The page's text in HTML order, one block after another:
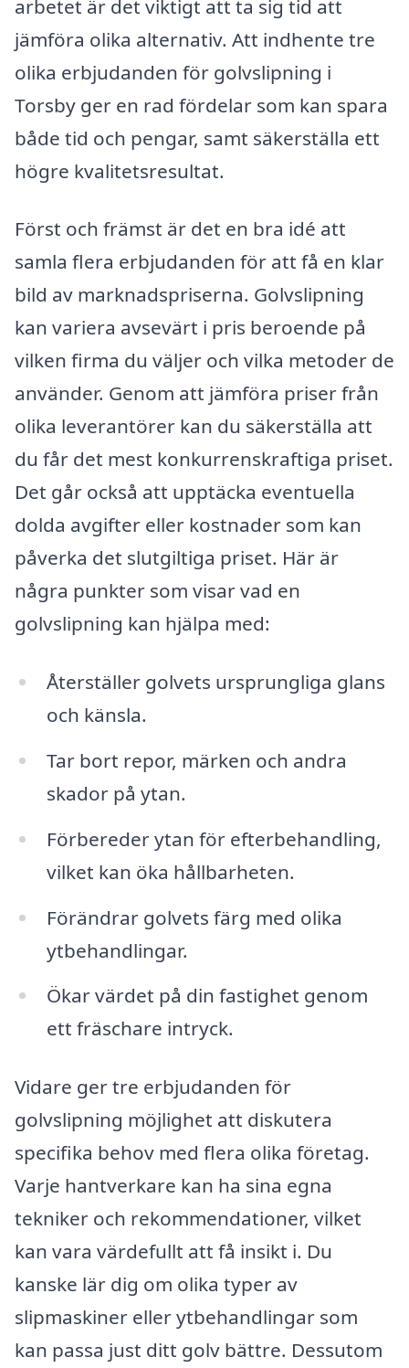
arbetet är det viktigt att ta sig tid att
jämföra olika alternativ. Att indhente tre
olika erbjudanden för golvslipning i
Torsby ger en rad fördelar som kan spara
både tid och pengar, samt säkerställa ett
högre kvalitetsresultat.
Först och främst är det en bra idé att
samla flera erbjudanden för att få en klar
bild av marknadspriserna. Golvslipning
kan variera avsevärt i pris beroende på
vilken firma du väljer och vilka metoder de
använder. Genom att jämföra priser från
olika leverantörer kan du säkerställa att
du får det mest konkurrenskraftiga priset.
Det går också att upptäcka eventuella
dolda avgifter eller kostnader som kan
påverka det slutgiltiga priset. Här är
några punkter som visar vad en
golvslipning kan hjälpa med:
Återställer golvets ursprungliga glans
och känsla.
Tar bort repor, märken och andra
skador på ytan.
Förbereder ytan för efterbehandling,
vilket kan öka hållbarheten.
Förändrar golvets färg med olika
ytbehandlingar.
Ökar värdet på din fastighet genom
ett fräschare intryck.
Vidare ger tre erbjudanden för
golvslipning möjlighet att diskutera
specifika behov med flera olika företag.
Varje hantverkare kan ha sina egna
tekniker och rekommendationer, vilket
kan vara värdefullt att få insikt i. Du
kanske lär dig om olika typer av
slipmaskiner eller ytbehandlingar som
kan passa just ditt golv bättre. Dessutom